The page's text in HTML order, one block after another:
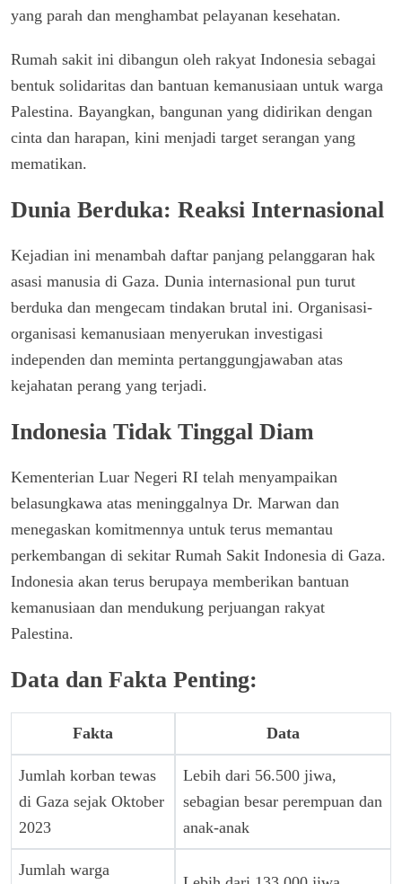
yang parah dan menghambat pelayanan kesehatan.
Rumah sakit ini dibangun oleh rakyat Indonesia sebagai
bentuk solidaritas dan bantuan kemanusiaan untuk warga
Palestina. Bayangkan, bangunan yang didirikan dengan
cinta dan harapan, kini menjadi target serangan yang
mematikan.
Dunia Berduka: Reaksi Internasional
Kejadian ini menambah daftar panjang pelanggaran hak
asasi manusia di Gaza. Dunia internasional pun turut
berduka dan mengecam tindakan brutal ini. Organisasi-
organisasi kemanusiaan menyerukan investigasi
independen dan meminta pertanggungjawaban atas
kejahatan perang yang terjadi.
Indonesia Tidak Tinggal Diam
Kementerian Luar Negeri RI telah menyampaikan
belasungkawa atas meninggalnya Dr. Marwan dan
menegaskan komitmennya untuk terus memantau
perkembangan di sekitar Rumah Sakit Indonesia di Gaza.
Indonesia akan terus berupaya memberikan bantuan
kemanusiaan dan mendukung perjuangan rakyat
Palestina.
Data dan Fakta Penting:
Fakta Data
Jumlah korban tewas
di Gaza sejak Oktober
2023
Lebih dari 56.500 jiwa,
sebagian besar perempuan dan
anak-anak
Jumlah warga